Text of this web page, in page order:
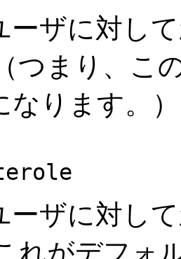
ーザに対し
つまり、こ
ります。）
ーザに対し
れがデフォ